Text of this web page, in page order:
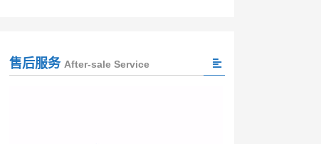
售后服务 After-sale Service